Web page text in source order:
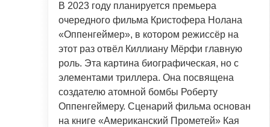
В 2023 году планируется премьера
очередного фильма Кристофера Нолана
«Оппенгеймер», в котором режиссёр на
этот раз отвёл Киллиану Мёрфи главную
роль. Эта картина биографическая, но с
элементами триллера. Она посвящена
создателю атомной бомбы Роберту
Оппенгеймеру. Сценарий фильма основан
на книге «Американский Прометей» Кая